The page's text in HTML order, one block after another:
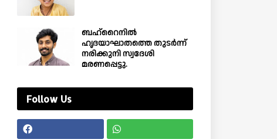
ബഹ്‌റൈനിൽ
ഹൃദയാഘാതത്തെ തുടർന്ന്
നരിക്കുനി സ്വദേശി
മരണപ്പെട്ടു.
Follow Us